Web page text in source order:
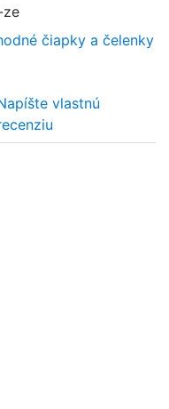
ze
čiapky a čelenky
vlastnú